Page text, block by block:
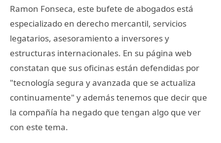
Ramon Fonseca, este bufete de abogados está
especializado en derecho mercantil, servicios
legatarios, asesoramiento a inversores y
estructuras internacionales. En su página web
constatan que sus oficinas están defendidas por
"tecnología segura y avanzada que se actualiza
continuamente" y además tenemos que decir que
la compañía ha negado que tengan algo que ver
con este tema.